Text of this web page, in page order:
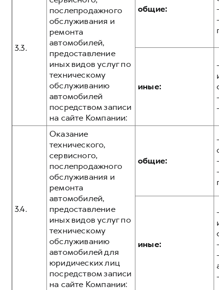
3.3.
послепродажного
обслуживания и
ремонта
автомобилей,
предоставление
иных видов услуг по
техническому
обслуживанию
автомобилей
посредством записи
на сайте Компании:
общие:
иные:
3.4.
Оказание
технического,
сервисного,
послепродажного
обслуживания и
ремонта
автомобилей,
предоставление
иных видов услуг по
техническому
обслуживанию
автомобилей для
юридических лиц
посредством записи
на сайте Компании:
общие:
иные: